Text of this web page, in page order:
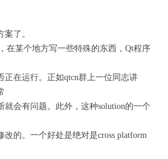
了。
在某个地方写一些特殊的东西，Qt程序
正在运行。正如qtcn群上一位同志讲
就会有问题。此外，这种solution的一个
改的。一个好处是绝对是cross platform